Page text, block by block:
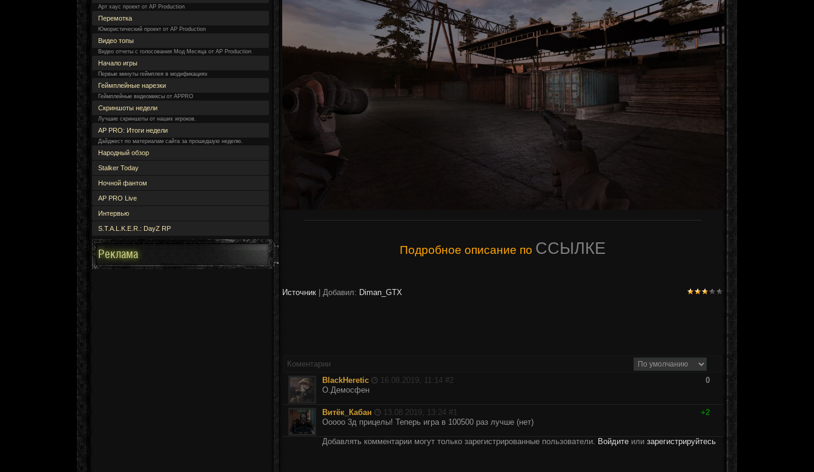
Подробное описание по ССЫЛКЕ
Источник Добавил: Diman_GTX
Коментарии
BlackHeretic
16.08.2019, 11:14 #2
0
О.Демосфен
Витёк_Кабан 13.08.2019, 13:24 #1
+2
Ооооо 3д прицелы! Теперь игра в 100500 раз лучше (нет)
Добавлять комментарии могут только зарегистрированные пользователи. Войдите или зарегистрируйтесь
Арт хаус проект от AP Production
Перемотка
Юмористический проект от AP Production
Видео топы
Видео отчеты с голосования Мод Месяца от AP Production
Начало игры
Первые минуты геймплея в модификациях
Геймплейные нарезки
Геймплейные видеомиксы от APPRO
Скриншоты недели
Лучшие скриншоты от наших игроков.
AP PRO: Итоги недели
Дайджест по материалам сайта за прошедшую неделю.
Народный обзор
Stalker Today
Ночной фантом
AP PRO Live
Интервью
S.T.A.L.K.E.R.: DayZ RP
Реклама